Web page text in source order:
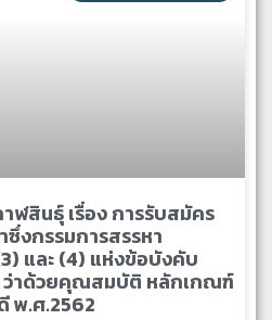
ฬสินธุ์ เรื่อง การรับสมัคร
งกรรมการสรรหา
และ (4) แห่งข้อบังคับ
ว่าด้วยคุณสมบัติ หลักเกณฑ์
พ.ศ.2562